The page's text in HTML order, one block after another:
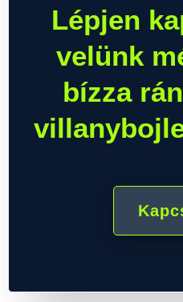
Lépjen
velünk
bízza